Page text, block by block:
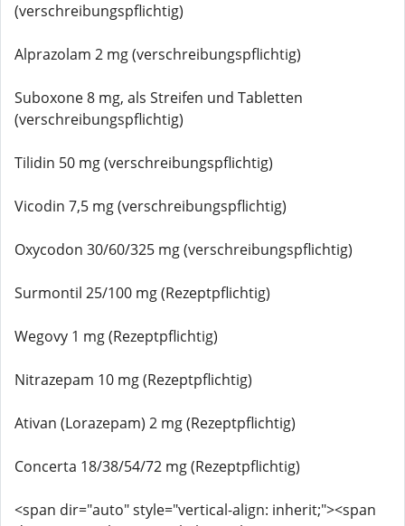
(verschreibungspflichtig)
Alprazolam 2 mg (verschreibungspflichtig)
Suboxone 8 mg, als Streifen und Tabletten
(verschreibungspflichtig)
Tilidin 50 mg (verschreibungspflichtig)
Vicodin 7,5 mg (verschreibungspflichtig)
Oxycodon 30/60/325 mg (verschreibungspflichtig)
Surmontil 25/100 mg (Rezeptpflichtig)
Wegovy 1 mg (Rezeptpflichtig)
Nitrazepam 10 mg (Rezeptpflichtig)
Ativan (Lorazepam) 2 mg (Rezeptpflichtig)
Concerta 18/38/54/72 mg (Rezeptpflichtig)
<span dir="auto" style="vertical-align: inherit;"><span